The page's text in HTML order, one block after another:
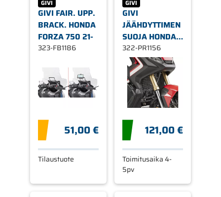
GIVI
GIVI FAIR. UPP.
BRACK. HONDA
FORZA 750 21-
323-FB1186
51,00 €
Tilaustuote
GIVI
GIVI
JÄÄHDYTTIMEN
SUOJA HONDA
X-ADV 750 17-
322-PR1156
121,00 €
Toimitusaika 4-
5pv